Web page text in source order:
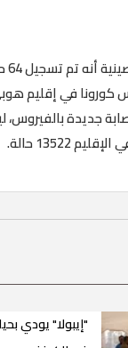
كورونا في إقليم
أيضًا 2345 إصابة جديدة
13522 حالة.